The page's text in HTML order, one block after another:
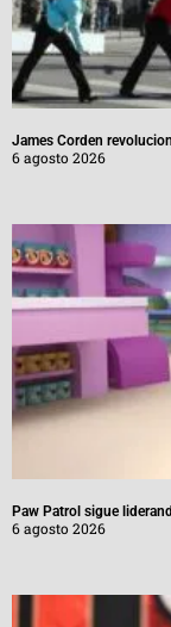
James Corden
6 agosto 2026
Paw Patrol sigue
6 agosto 2026